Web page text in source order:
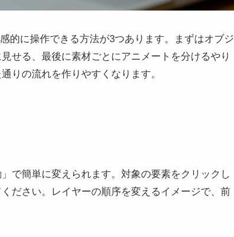
的に操作できる方法が3つあります。まずはオブジ
せる、最後に素材ごとにアニメートを分けるやり
りの流れを作りやすくなります。
で簡単に変えられます。対象の要素をクリックし
ださい。レイヤーの順序を変えるイメージで、前